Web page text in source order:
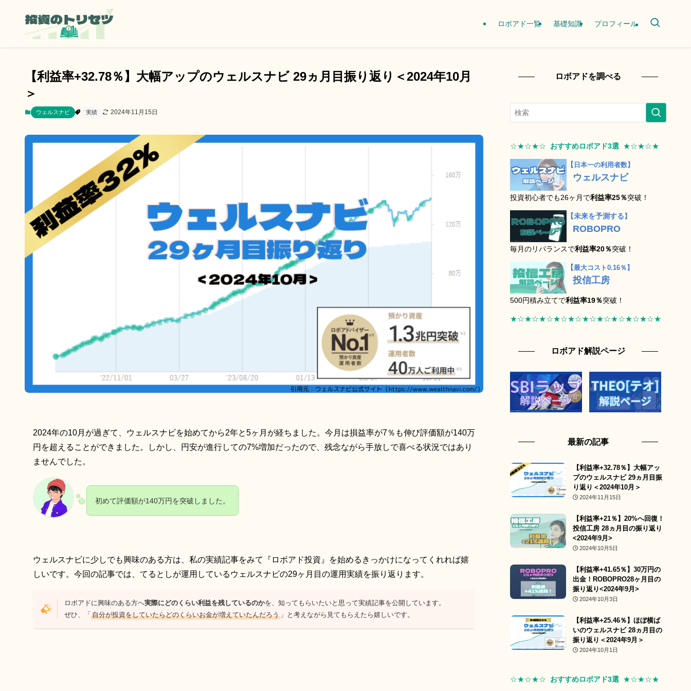
ロボアド一覧 基礎知識 プロフィール
【利益率+32.78％】大幅アップのウェルスナビ 29ヵ月目振り返り＜2024年10月
＞
ウェルスナビ 実績 2024年11月15日
2024年の10月が過ぎて、ウェルスナビを始めてから2年と5ヶ月が経ちました。今月は損益率が7％も伸び評価額が140万
円を超えることができました。しかし、円安が進行しての7%増加だったので、残念ながら手放しで喜べる状況ではあり
ませんでした。
初めて評価額が140万円を突破しました。
ウェルスナビに少しでも興味のある方は、私の実績記事をみて『ロボアド投資』を始めるきっかけになってくれれば嬉
しいです。今回の記事では、てるとしが運用しているウェルスナビの29ヶ月目の運用実績を振り返ります。
ロボアドに興味のある方へ実際にどのくらい利益を残しているのかを、知ってもらいたいと思って実績記事を公開しています。
ぜひ、「自分が投資をしていたらどのくらいお金が増えていたんだろう 」と考えながら見てもらえたら嬉しいです。
ロボアドを調べる
☆★☆★☆ おすすめロボアド3選 ★☆★☆★
【 日本一の利用者数】
ウェルスナビ
投資初心者でも26ヶ月で利益率25％突破！
【未来を予測する 】
ROBOPRO
毎月のリバランスで利益率20％突破！
【最大コスト0.16％】
投信工房
500円積み立てで利益率19％突破！
★☆★☆★☆★☆★☆★☆★☆★☆★☆★☆★
ロボアド解説ページ
最新の記事
【利益率+32.78％】大幅アッ
プのウェルスナビ 29ヵ月目振
り返り＜2024年10月＞
2024年11月15日
【利益率+21％】20%へ回復！
投信工房 28ヵ月目の振り返り
<2024年9月>
2024年10月5日
【利益率+41.65％】30万円の
出金！ROBOPRO28ヶ月目の
振り返り<2024年9月>
2024年10月3日
【利益率+25.46％】ほぼ横ば
いのウェルスナビ 28ヵ月目の
振り返り＜2024年9月＞
2024年10月1日
☆★☆★☆ おすすめロボアド3選 ★☆★☆★